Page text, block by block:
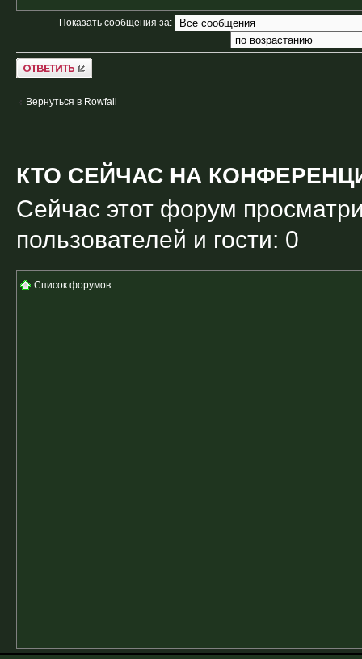
Показать сообщения за:
Ответить
Вернуться в Rowfall
КТО СЕЙЧАС НА
Сейчас этот форум
пользователей и гости: 0
Список форумов